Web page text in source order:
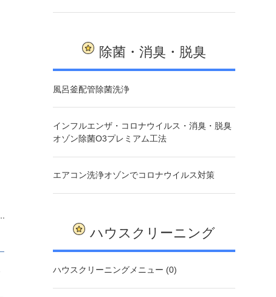
除菌・消臭・脱臭
風呂釜配管除菌洗浄
インフルエンザ・コロナウイルス・消臭・脱臭
オゾン除菌O3プレミアム工法
エアコン洗浄オゾンでコロナウイルス対策
ハウスクリーニング
ハウスクリーニングメニュー (0)